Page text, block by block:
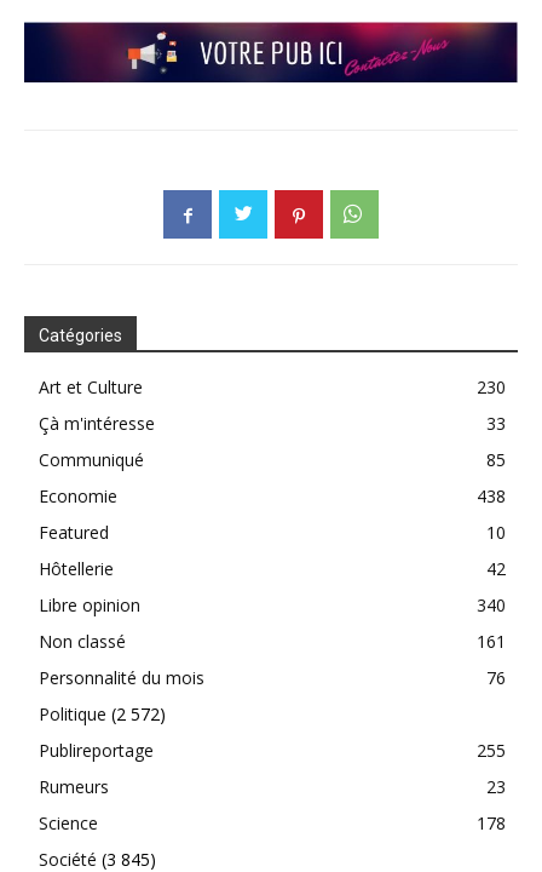
Catégories
Art et Culture
230
Çà m'intéresse
33
Communiqué
85
Economie
438
Featured
10
Hôtellerie
42
Libre opinion
340
Non classé
161
Personnalité du mois
76
Politique (2 572)
Publireportage
255
Rumeurs
23
Science
178
Société (3 845)